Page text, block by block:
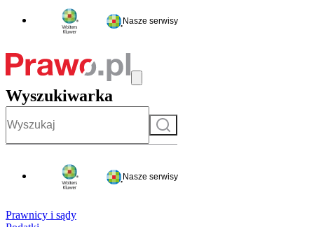
Nasze serwisy
Wyszukiwarka
Szukaj
Nasze serwisy
Prawnicy i sądy